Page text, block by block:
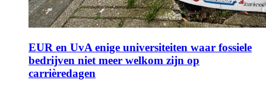
EUR en UvA enige universiteiten waar fossiele
bedrijven niet meer welkom zijn op
carrièredagen